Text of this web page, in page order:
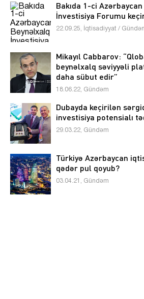
Bakıda 1-ci
İnvestisiya Forumu
22.09.25, İqtisadiyyat /
Mikayıl Cabbarov:
beynəlxalq səviyyəli
daha sübut edir”
18.06.22, Gündəm
Dubayda keçirilən
investisiya potensialı
29.03.22, Gündəm
Türkiyə Azərbaycan
qədər pul qoyub?
03.04.21, Gündəm